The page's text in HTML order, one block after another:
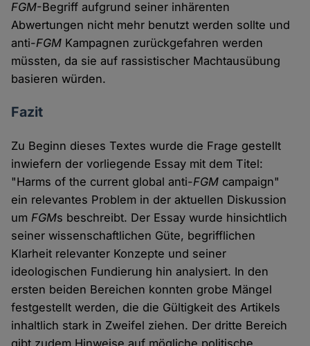
FGM-Begriff aufgrund seiner inhärenten
Abwertungen nicht mehr benutzt werden sollte und
anti-FGM Kampagnen zurückgefahren werden
müssten, da sie auf rassistischer Machtausübung
basieren würden.
Fazit
Zu Beginn dieses Textes wurde die Frage gestellt
inwiefern der vorliegende Essay mit dem Titel:
"Harms of the current global anti-FGM campaign"
ein relevantes Problem in der aktuellen Diskussion
umFGMs beschreibt. Der Essay wurde hinsichtlich
seiner wissenschaftlichen Güte, begrifflichen
Klarheit relevanter Konzepte und seiner
ideologischen Fundierung hin analysiert. In den
ersten beiden Bereichen konnten grobe Mängel
festgestellt werden, die die Gültigkeit des Artikels
inhaltlich stark in Zweifel ziehen. Der dritte Bereich